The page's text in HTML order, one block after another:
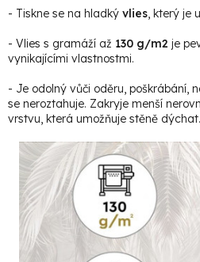
- Tiskne se na hladký vlies, který je
- Vlies s gramáží až 130 g/m2 je
vynikajícími vlastnostmi.
- Je odolný vůči oděru, poškrábání,
se neroztahuje. Zakryje menší
vrstvu, která umožňuje stěně dýchat.